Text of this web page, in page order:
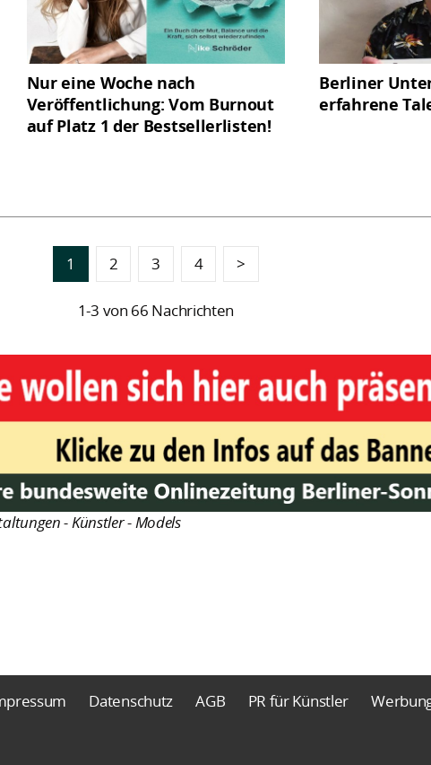
Nur eine Woche nach
Veröffentlichung: Vom Burnout
auf Platz 1 der Bestsellerlisten!
Berliner
erfahrene
1 2 3 4 >
1-3 von 66 Nachrichten
- Künstler - Models
Datenschutz AGB PR für Künstler